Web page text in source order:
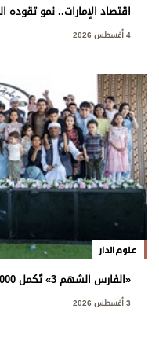
اقتصاد الإمارات.. نمو تقوده
4 أغسطس 2026
علوم الدار
«الفارس الشهم 3» تُكمل 1000 يوم من العطاء في دعم سكان غزة
3 أغسطس 2026